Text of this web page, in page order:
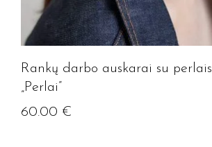
Rankų darbo auskarai su perlais
„Perlai”
60.00 €